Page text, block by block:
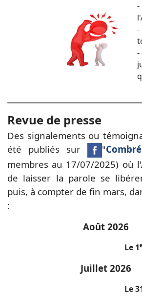
-
-
-
Revue de presse
Des signalements ou
été publiés sur
"
membres au 17/07/2025) où
de laisser la parole se
puis, à compter de fin mars,
:
Août 2026
Le 1
Juillet 2026
Le